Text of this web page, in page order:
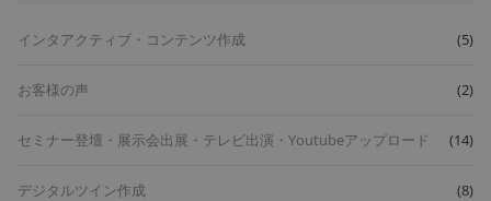
インタアクティブ・コンテンツ作成 (5)
お客様の声 (2)
セミナー登壇・展示会出展・テレビ出演・Youtubeアップロード (14)
デジタルツイン作成 (8)